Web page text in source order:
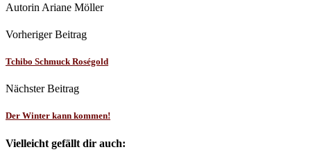
Autorin Ariane Möller
Vorheriger Beitrag
Tchibo Schmuck Roségold
Nächster Beitrag
Der Winter kann kommen!
Vielleicht gefällt dir auch: